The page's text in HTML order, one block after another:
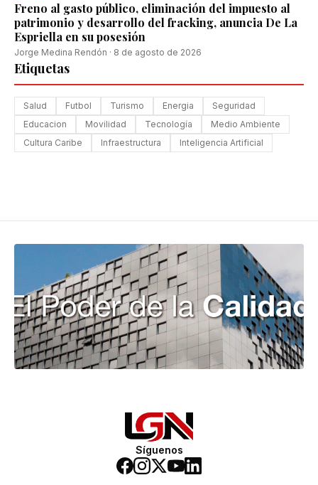
Freno al gasto público, eliminación del impuesto al
patrimonio y desarrollo del fracking, anuncia De La
Espriella en su posesión
Jorge Medina Rendón · 8 de agosto de 2026
Etiquetas
Salud Futbol Turismo Energia
Seguridad
Educacion
Movilidad Tecnología
Medio Ambiente
Cultura Caribe
Infraestructura Inteligencia Artificial
Síguenos